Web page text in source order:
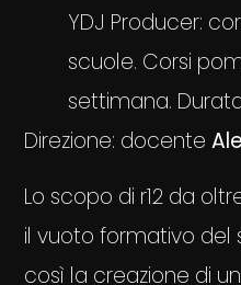
YDJ Producer:
scuole. Corsi
settimana.
Direzione: docente
Lo scopo di r12 da
il vuoto formativo
così la creazione di